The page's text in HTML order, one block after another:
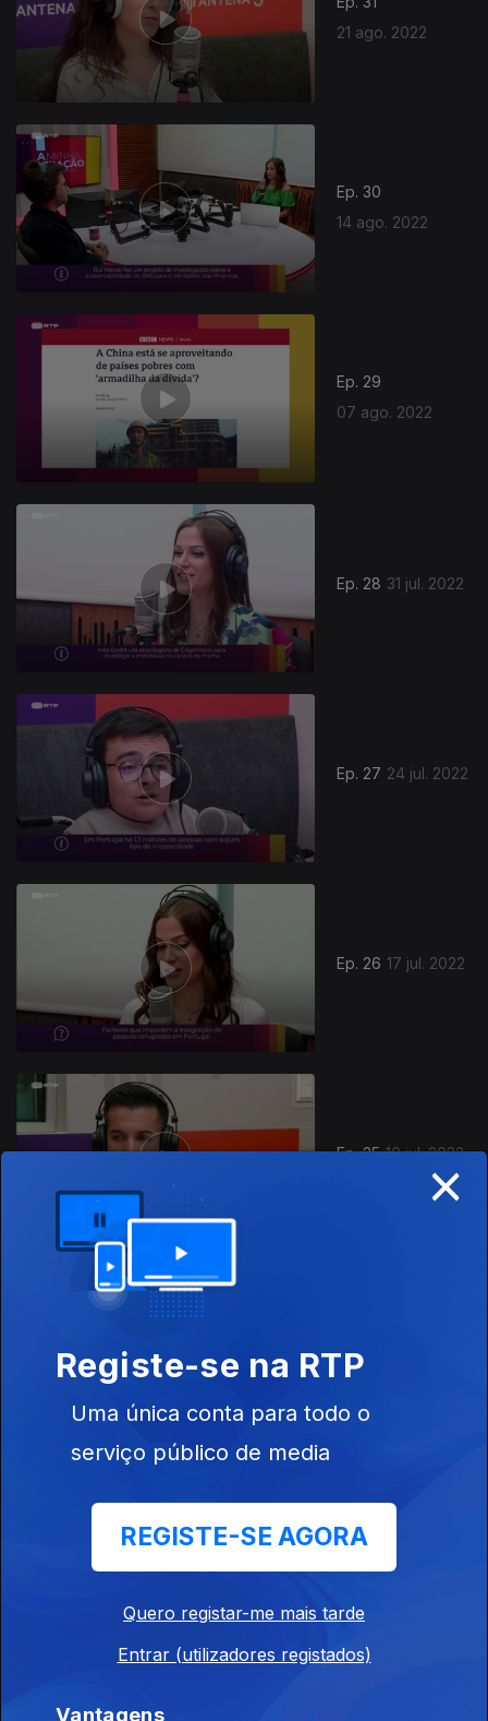
21 ago. 2022
Ep. 30
14 ago. 2022
Ep. 29
07 ago. 2022
Ep. 28 31 jul. 2022
Ep. 27 24 jul. 2022
Ep. 26 17 jul. 2022
Ep. 25 10 jul. 2022
26 jun. 2022
×
Registe-se na RTP
Uma única conta para todo o
serviço público de media
REGISTE-SE AGORA
Quero registar-me mais tarde
Entrar (utilizadores registados)
Vantagens